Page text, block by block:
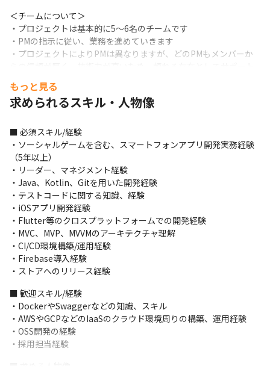
＜チームについて＞
・プロジェクトは基本的に5～6名のチームです
・PMの指示に従い、業務を進めていきます
・プロジェクトによりPMは異なりますが、どのPMもメンバーか
・技術力が高いメンバーも多く在籍しており、経験者として同じ
レベルでのコミュニケーションがとれる環境です
＜プロジェクトについて＞
・平均的には半年から1年程度担当いただきます
・殆どアジャイル開発を採用していますが、稀にスクラム開発を
採用しているプロジェクトもあります
・主にタスク管理にはGitHub、Backlog、コミュニケーションに
はSlackやGoogle Meetを用いていますが、プロジェクト先によっ
ては別のツールを用いる可能性があります
＜入社後の流れ＞
・これまでの技術力を活かせるプロジェクトでの業務をお任せし
ます
・最初から開発に関わる業務をお任せするため、早い段階からさ
らに技術力を高められる環境です
■ この仕事の面白み、魅力
・業務の幅を明確に決めていないため、例えばフロントエンド開
発担当でもバックエンド周りの開発の担当もでき、スキルアップ
しやすい環境です
・上流工程から担当するプロジェクトもあるため、新しい技術や
もっと見る
求められるスキル・人物像
■ 必須スキル/経験
・ソーシャルゲームを含む、スマートフォンアプリ開発実務経験
（5年以上）
・リーダー、マネジメント経験
・Java、Kotlin、Gitを用いた開発経験
・テストコードに関する知識、経験
・iOSアプリ開発経験
・Flutter等のクロスプラットフォームでの開発経験
・MVC、MVP、MVVMのアーキテクチャ理解
・CI/CD環境構築/運用経験
・Firebase導入経験
・ストアへのリリース経験
■ 歓迎スキル/経験
・DockerやSwaggerなどの知識、スキル
・AWSやGCPなどのIaaSのクラウド環境周りの構築、運用経験
・OSS開発の経験
・採用担当経験